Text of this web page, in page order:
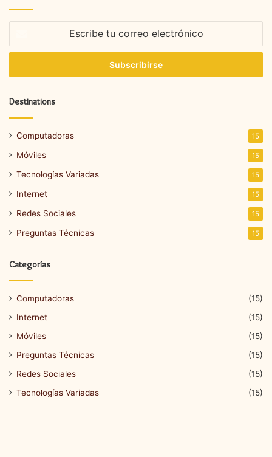
correo
Destinations
Computadoras 15
Móviles 15
Tecnologías Variadas 15
Internet 15
Redes Sociales 15
Preguntas Técnicas 15
Categorías
Computadoras
(15)
Internet
(15)
Móviles
(15)
Preguntas Técnicas
(15)
Redes Sociales
(15)
Tecnologías Variadas
(15)